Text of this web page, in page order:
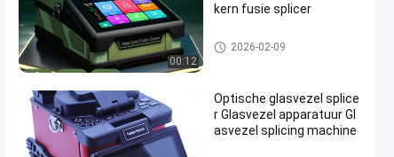
00:12
kern fusie splicer
Vezel Optisch Hulpmiddelen e
n Materiaal
2026-02-09
Optische glasvezel splice
r Glasvezel apparatuur Gl
asvezel splicing machine